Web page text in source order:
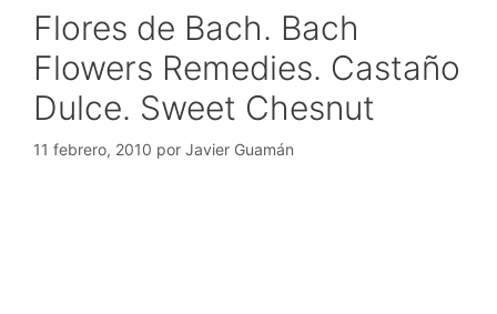
Flores de Bach. Bach
Flowers Remedies. Castaño
Dulce. Sweet Chesnut
11 febrero, 2010 por Javier Guamán